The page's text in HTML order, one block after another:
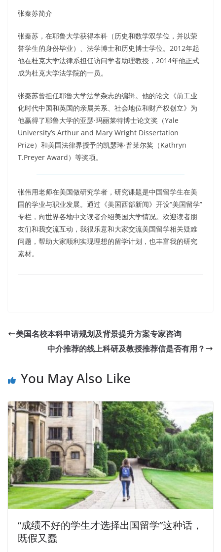
张秦苏简介
张秦苏，在耶鲁大学获得本科（历史和数学双学位，并以荣
誉学生的身份毕业）、法学博士和历史博士学位。2012年起
他在杜克大学法律系担任访问学者助理教授，2014年他正式
成为杜克大学法学院的一员。
张秦苏曾担任耶鲁大学法学杂志的编辑。他的论文《前工业
化时代中国和英国的亲属关系、社会地位和财产权创立》为
他赢得了耶鲁大学的亚瑟·玛丽莱特博士论文奖（Yale
University’s Arthur and Mary Wright Dissertation
Prize）和美国法律界授予的凯瑟琳·普莱尔奖（Kathryn
T.Preyer Award）等奖项。
张伟用老师在美国做研究学者，研究课题是中国留学生在美
国的学业与职业发展。通过《美国西部新闻》开设“美国留学”
专栏，向世界各地中文读者介绍美国大学情况。欢迎读者朋
友们和我交流互动，我很乐意和大家交流美国留学相关疑难
问题，帮助大家顺利实现理想的留学计划，也丰富我的研究
素材。
美国名校本科申请规划及背景提升方案专家咨询
中介推荐的线上科研及教授推荐信是否有用？
You May Also Like
“成绩不好的学生才选择出国留学”这种话，
既假又蠢